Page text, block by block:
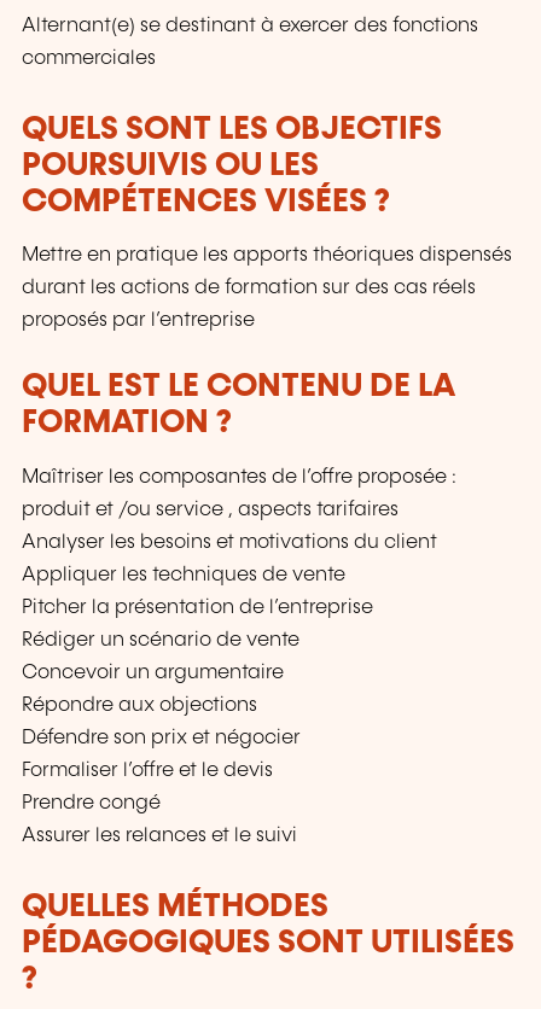
Alternant(e) se destinant à exercer des fonctions
commerciales
QUELS SONT LES OBJECTIFS
POURSUIVIS OU LES
COMPÉTENCES VISÉES ?
Mettre en pratique les apports théoriques dispensés
durant les actions de formation sur des cas réels
proposés par l’entreprise
QUEL EST LE CONTENU DE LA
FORMATION ?
Maîtriser les composantes de l’offre proposée :
produit et /ou service , aspects tarifaires
Analyser les besoins et motivations du client
Appliquer les techniques de vente
Pitcher la présentation de l’entreprise
Rédiger un scénario de vente
Concevoir un argumentaire
Répondre aux objections
Défendre son prix et négocier
Formaliser l’offre et le devis
Prendre congé
Assurer les relances et le suivi
QUELLES MÉTHODES
PÉDAGOGIQUES SONT UTILISÉES
?